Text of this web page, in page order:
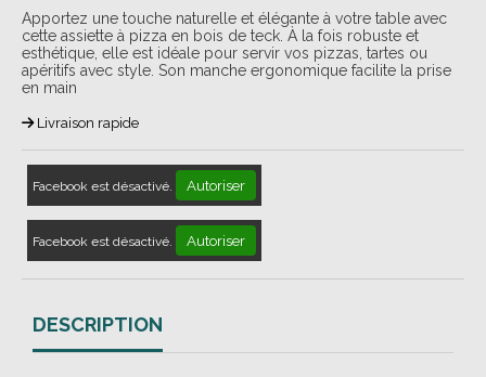
Apportez une touche naturelle et élégante à votre table avec
cette assiette à pizza en bois de teck. À la fois robuste et
esthétique, elle est idéale pour servir vos pizzas, tartes ou
apéritifs avec style. Son manche ergonomique facilite la prise
en main
Livraison rapide
Facebook est désactivé. Autoriser
Facebook est désactivé. Autoriser
DESCRIPTION